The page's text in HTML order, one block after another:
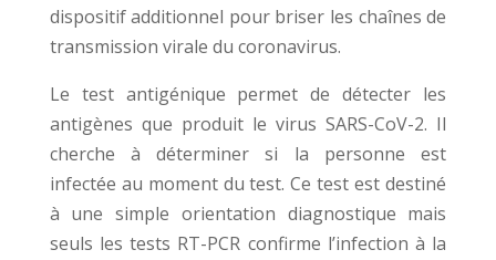
dispositif additionnel pour briser les chaînes de
transmission virale du coronavirus.
Le test antigénique permet de détecter les
antigènes que produit le virus SARS-CoV-2. Il
cherche à déterminer si la personne est
infectée au moment du test. Ce test est destiné
à une simple orientation diagnostique mais
seuls les tests RT-PCR confirme l’infection à la